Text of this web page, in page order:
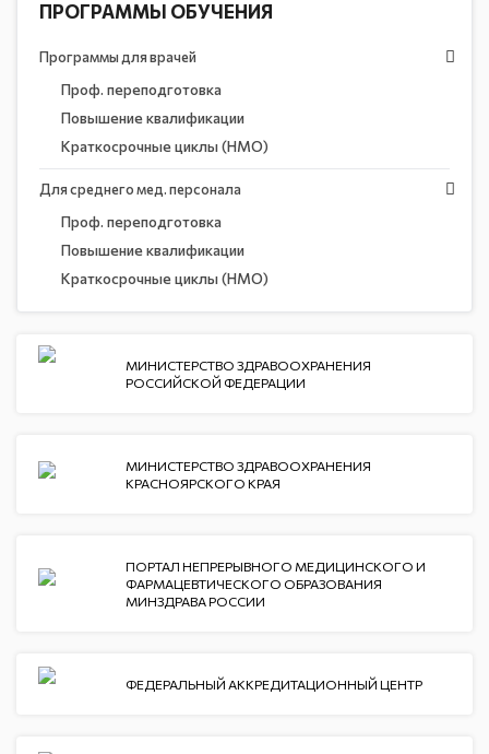
ПРОГРАММЫ ОБУЧЕНИЯ
Программы для врачей
Проф. переподготовка
Повышение квалификации
Краткосрочные циклы (НМО)
Для среднего мед. персонала
Проф. переподготовка
Повышение квалификации
Краткосрочные циклы (НМО)
МИНИСТЕРСТВО ЗДРАВООХРАНЕНИЯ
РОССИЙСКОЙ ФЕДЕРАЦИИ
МИНИСТЕРСТВО ЗДРАВООХРАНЕНИЯ
КРАСНОЯРСКОГО КРАЯ
ПОРТАЛ НЕПРЕРЫВНОГО МЕДИЦИНСКОГО И
ФАРМАЦЕВТИЧЕСКОГО ОБРАЗОВАНИЯ
МИНЗДРАВА РОССИИ
ФЕДЕРАЛЬНЫЙ АККРЕДИТАЦИОННЫЙ ЦЕНТР